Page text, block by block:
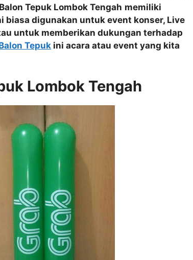
Balon Tepuk Lombok Tengah memiliki
biasa digunakan untuk event konser, Live
untuk memberikan dukungan terhadap
Tepuk ini acara atau event yang kita
Lombok Tengah